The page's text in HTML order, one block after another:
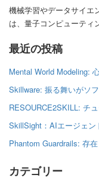
機械学習やデータサイエ
は、量子コンピューティ
最近の投稿
Mental World Modeling:
Skillware: 振る舞いがソ
RESOURCE2SKILL: チ
SkillSight：AIエージェン
Phantom Guardrails: 存
カテゴリー